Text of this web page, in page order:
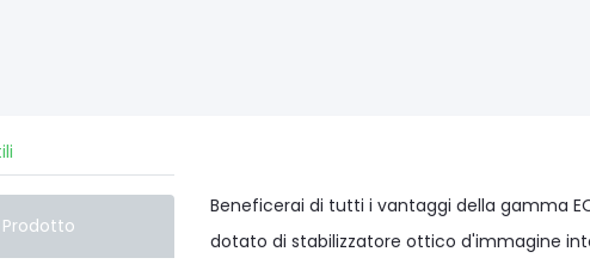
Beneficerai di tutti i vantaggi della gamma
dotato di stabilizzatore ottico d'immagine